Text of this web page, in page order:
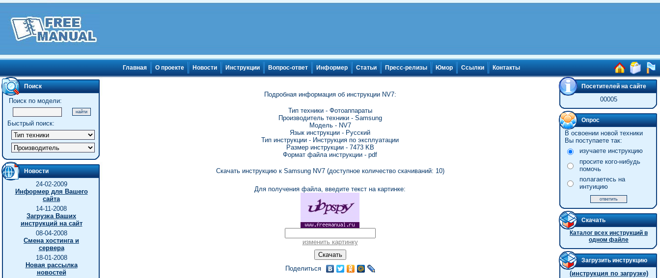
Главная О проекте Новости Инструкции Вопрос-ответ Информер Статьи Пресс-релизы Юмор Ссылки Контакты
Поиск
Поиск по модели:
Быстрый поиск:
Новости
24-02-2009
Информер для Вашего
сайта
14-11-2008
Загрузка Ваших
инструкций на сайт
08-04-2008
Смена хостинга и
сервера
18-01-2008
Новая рассылка
новостей
Подробная информация об инструкции NV7:
Тип техники - Фотоаппараты
Производитель техники - Samsung
Модель - NV7
Язык инструкции - Русский
Тип инструкции - Инструкция по эксплуатации
Размер инструкции - 7473 KB
Формат файла инструкции - pdf
Скачать инструкцию к Samsung NV7 (доступное количество скачиваний: 10)
Для получения файла, введите текст на картинке:
изменить картинку
Поделиться
Посетителей на сайте
00005
Опрос
В освоении новой техники
Вы поступаете так:
изучаете инструкцию
просите кого-нибудь
помочь
полагаетесь на
интуицию
Скачать
Каталог всех инструкций в
одном файле
Загрузить инструкцию
(инструкция по загрузке)